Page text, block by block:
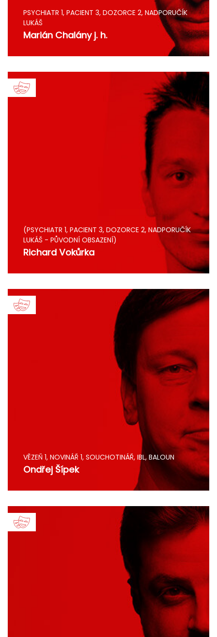
PSYCHIATR 1, PACIENT 3, DOZORCE 2, NADPORUČÍK
LUKÁŠ
Marián Chalány j. h.
(PSYCHIATR 1, PACIENT 3, DOZORCE 2, NADPORUČÍK
LUKÁŠ - PŮVODNÍ OBSAZENÍ)
Richard Vokůrka
VĚZEŇ 1, NOVINÁŘ 1, SOUCHOTINÁŘ, IBL, BALOUN
Ondřej Šípek